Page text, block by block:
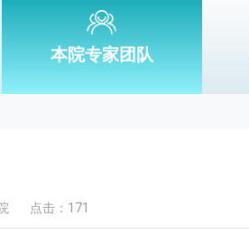
本院专家团队
点击：171